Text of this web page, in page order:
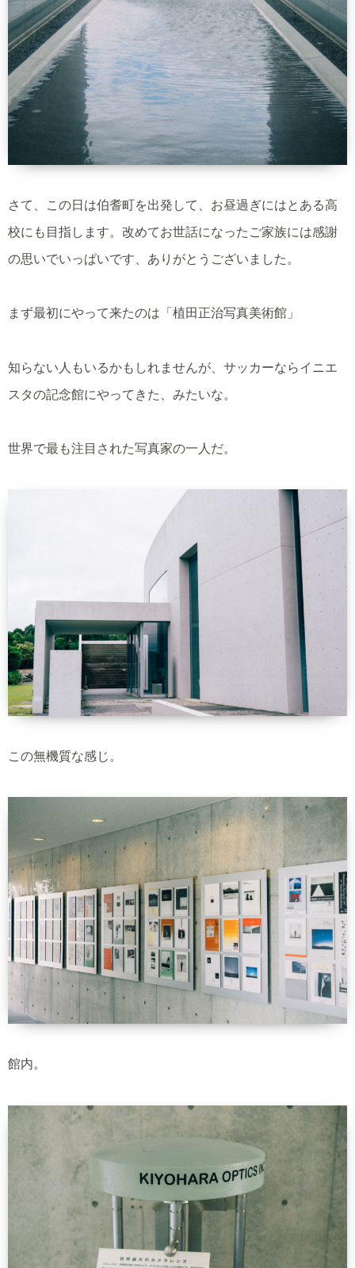
さて、この日は伯耆町を出発して、お昼過ぎにはとある高
校にも目指します。改めてお世話になったご家族には感謝
の思いでいっぱいです、ありがとうございました。
まず最初にやって来たのは「植田正治写真美術館」
知らない人もいるかもしれませんが、サッカーならイニエ
スタの記念館にやってきた、みたいな。
世界で最も注目された写真家の一人だ。
この無機質な感じ。
館内。